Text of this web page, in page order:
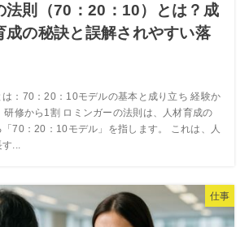
法則（70：20：10）とは？成
成の秘訣と誤解されやすい落
は：70：20：10モデルの基本と成り立ち 経験か
研修から1割 ロミンガーの法則は、人材育成の
70：20：10モデル」を指します。 これは、人
...
仕事